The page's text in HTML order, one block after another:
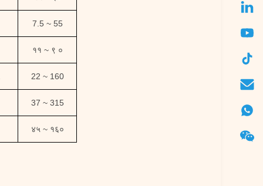
7.5 ~ 55
११ ~ ९ ०
22 ~ 160
37 ~ 315
४५ ~ १६०